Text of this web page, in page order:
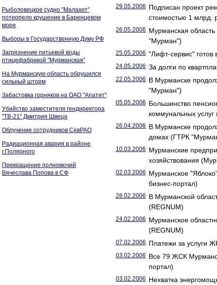
Рыболовецкое судно "Малахит"
потерпело крушение в Баренцевом
море
Выборы в Государственную Думу РФ
Загрязнение питьевой воды
птицефабрикой "Мурманская"
На Мурманскую область обрушился
сильный шторм
Забастовка горняков на ОАО "Апатит"
Убийство заместителя гендиректора
"ТВ-21" Дмитрия Швеца
Облучение сотрудников СевРАО
Радиационная авария в районе
г.Полярного
Прекращение полномочий
Вячеслава Попова в СФ
29.05.2006 Подписан проект
стоимостью 1 млрд.
26.05.2006 Мурманская область
"Мурман")
25.05.2006 "Лифт-сервис"
24.05.2006 За долги по
22.05.2006 В Мурманске
"Мурман")
05.05.2006 Большинство
коммунальных
26.04.2006 В Мурманске
домах (ГТРК
10.03.2006 Мурманские
хозяйствования
02.03.2006 Мурманское
бизнес-портал)
28.02.2006 В Мурманской
(REGNUM)
24.02.2006 Мурманское
(REGNUM)
07.02.2006 Платежи за услуги
03.02.2006 Все 79 ЖСК
портал)
03.02.2006 Нехватка